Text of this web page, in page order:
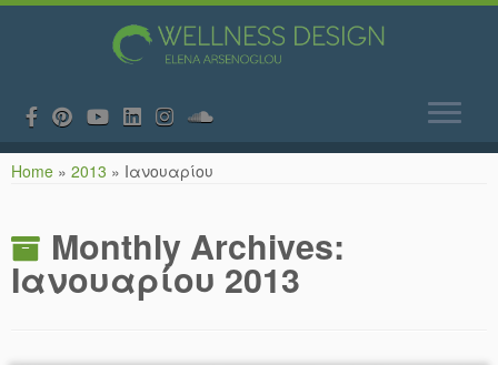
Skip
Home » 2013 » Ιανουαρίου
Monthly Archives:
Ιανουαρίου 2013